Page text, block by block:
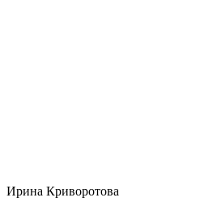
Ирина Криворотова